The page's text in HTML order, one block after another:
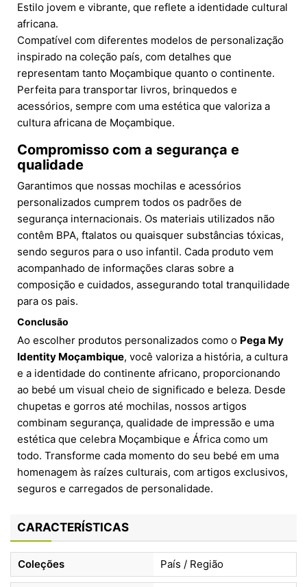
Estilo jovem e vibrante, que reflete a identidade cultural
africana.
Compatível com diferentes modelos de personalização
inspirado na coleção país, com detalhes que
representam tanto Moçambique quanto o continente.
Perfeita para transportar livros, brinquedos e
acessórios, sempre com uma estética que valoriza a
cultura africana de Moçambique.
Compromisso com a segurança e
qualidade
Garantimos que nossas mochilas e acessórios
personalizados cumprem todos os padrões de
segurança internacionais. Os materiais utilizados não
contêm BPA, ftalatos ou quaisquer substâncias tóxicas,
sendo seguros para o uso infantil. Cada produto vem
acompanhado de informações claras sobre a
composição e cuidados, assegurando total tranquilidade
para os pais.
Conclusão
Ao escolher produtos personalizados como o Pega My
Identity Moçambique, você valoriza a história, a cultura
e a identidade do continente africano, proporcionando
ao bebé um visual cheio de significado e beleza. Desde
chupetas e gorros até mochilas, nossos artigos
combinam segurança, qualidade de impressão e uma
estética que celebra Moçambique e África como um
todo. Transforme cada momento do seu bebé em uma
homenagem às raízes culturais, com artigos exclusivos,
seguros e carregados de personalidade.
CARACTERÍSTICAS
Coleções País / Região